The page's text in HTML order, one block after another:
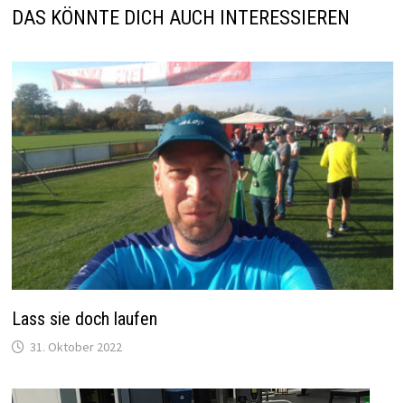
DAS KÖNNTE DICH AUCH INTERESSIEREN
Lass sie doch laufen
31. Oktober 2022